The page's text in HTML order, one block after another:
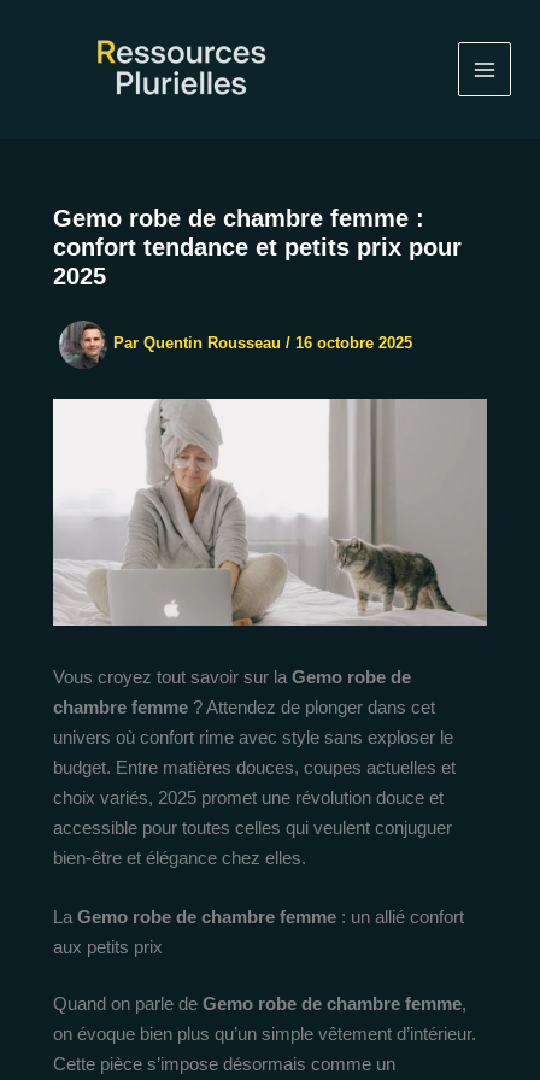
Gemo robe de chambre femme :
confort tendance et petits prix pour
2025
Par Quentin Rousseau / 16 octobre 2025
Vous croyez tout savoir sur la Gemo robe de
chambre femme ? Attendez de plonger dans cet
univers où confort rime avec style sans exploser le
budget. Entre matières douces, coupes actuelles et
choix variés, 2025 promet une révolution douce et
accessible pour toutes celles qui veulent conjuguer
bien-être et élégance chez elles.
La Gemo robe de chambre femme : un allié confort
aux petits prix
Quand on parle de Gemo robe de chambre femme,
on évoque bien plus qu’un simple vêtement d’intérieur.
Cette pièce s’impose désormais comme un